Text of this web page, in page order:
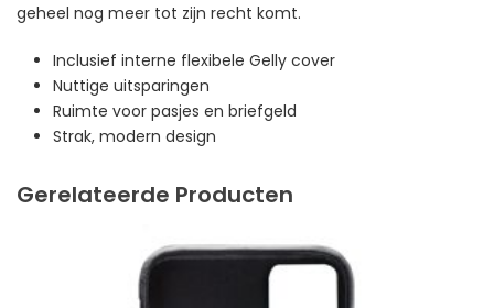
geheel nog meer tot zijn recht komt.
Inclusief interne flexibele Gelly cover
Nuttige uitsparingen
Ruimte voor pasjes en briefgeld
Strak, modern design
Gerelateerde Producten